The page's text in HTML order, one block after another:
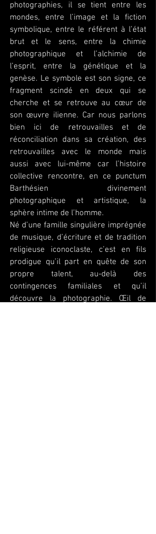
photographies, il se tient entre les
mondes, entre l’image et la fiction
symbolique, entre le référent à l’état
brut et le sens, entre la chimie
photographique et l’alchimie de
l’esprit, entre la génétique et la
genèse. Le symbole est son signe, ce
fragment scindé en deux qui se
cherche et se retrouve au cœur de
son œuvre ilienne. Car nous parlons
bien ici de retrouvailles et de
réconciliation dans sa création, des
retrouvailles avec le monde mais
aussi avec lui-même car l’histoire
collective rencontre, en ce punctum
Barthésien divinement
photographique et artistique, la
sphère intime de l’homme.
Né d’une famille singulière imprégnée
de musique, d’écriture et de tradition
religieuse iconoclaste, c’est en fils
prodigue qu’il part en quête de son
propre talent, au-delà des
contingences familiales et qu’il
découvre la photographie. Œil de